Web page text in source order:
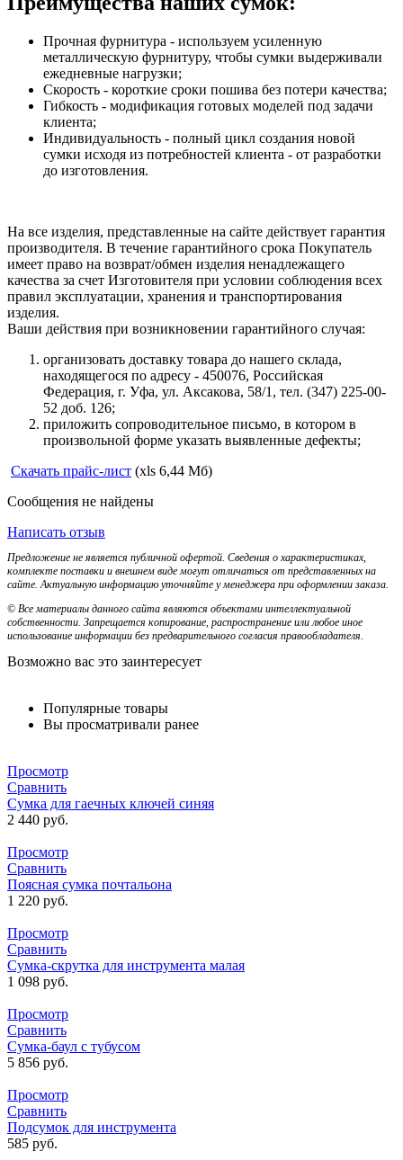
Прочная фурнитура - используем усиленную
металлическую фурнитуру, чтобы сумки выдерживали
ежедневные нагрузки;
Скорость - короткие сроки пошива без потери качества;
Гибкость - модификация готовых моделей под задачи
клиента;
Индивидуальность - полный цикл создания новой
сумки исходя из потребностей клиента - от разработки
до изготовления.
На все изделия, представленные на сайте действует гарантия
производителя. В течение гарантийного срока Покупатель
имеет право на возврат/обмен изделия ненадлежащего
качества за счет Изготовителя при условии соблюдения всех
правил эксплуатации, хранения и транспортирования
изделия.
Ваши действия при возникновении гарантийного случая:
организовать доставку товара до нашего склада,
находящегося по адресу - 450076, Российская
Федерация, г. Уфа, ул. Аксакова, 58/1, тел. (347) 225-00-
52 доб. 126;
приложить сопроводительное письмо, в котором в
произвольной форме указать выявленные дефекты;
Скачать прайс-лист (xls 6,44 Мб)
Сообщения не найдены
Написать отзыв
Предложение не является публичной офертой. Сведения о характеристиках,
комплекте поставки и внешнем виде могут отличаться от представленных на
сайте. Актуальную информацию уточняйте у менеджера при оформлении заказа.
© Все материалы данного сайта являются объектами интеллектуальной
собственности. Запрещается копирование, распространение или любое иное
использование информации без предварительного согласия правообладателя.
Возможно вас это заинтересует
Популярные товары
Вы просматривали ранее
Просмотр
Сравнить
Сумка для гаечных ключей синяя
2 440 руб.
Просмотр
Сравнить
Поясная сумка почтальона
1 220 руб.
Просмотр
Сравнить
Сумка-скрутка для инструмента малая
1 098 руб.
Просмотр
Сравнить
Сумка-баул с тубусом
5 856 руб.
Просмотр
Сравнить
Подсумок для инструмента
585 руб.